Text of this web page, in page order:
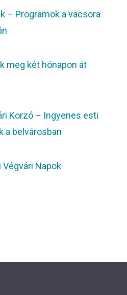
– Programok a vacsora
meg két hónapon át
Korzó – Ingyenes esti
a belvárosban
Végvári Napok